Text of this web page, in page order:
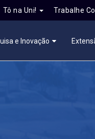
Tô na Uni! Trabalhe
e Inovação